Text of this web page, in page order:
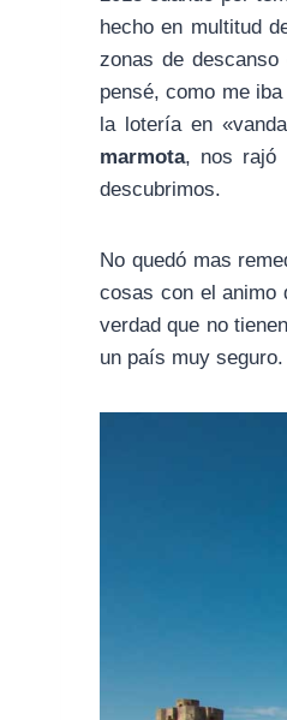
hecho en multitud
zonas de
pensé, como me
la lotería en
marmota, nos rajó
descubrimos.
No quedó mas
cosas con el animo
verdad que no
un país muy seguro.